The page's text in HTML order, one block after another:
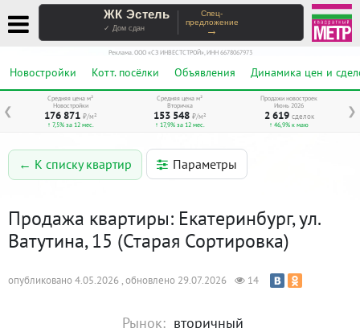
ЖК Эстель
✓ Дом сдан
Спец-
предложение
→
Реклама. ООО «СЗ ИНВЕСТСТРОЙ», ИНН 6678067973
Новостройки Котт. посёлки Объявления Динамика цен и
❮ ❯
Средняя цена м²
Новостройки
176 871 ₽/м²
↑ 7,5% за 12 мес.
Средняя цена м²
Вторичка
153 548 ₽/м²
↑ 17,9% за 12 мес.
Продажи новостроек
Июнь 2026
2 619 сделок
↑ 46,9% к маю
← К списку квартир Параметры
Продажа квартиры: Екатеринбург, ул.
Ватутина, 15 (Старая Сортировка)
опубликовано 4.05.2026 , обновлено 29.07.2026 14
Рынок: вторичный